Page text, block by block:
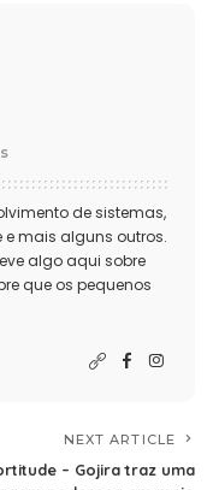
de sistemas,
e mais alguns outros.
algo aqui sobre
que os pequenos
NEXT ARTICLE
– Gojira traz uma